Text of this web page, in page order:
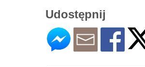
Udostępnij